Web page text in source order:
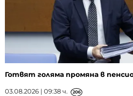
Готвят голяма промяна в
03.08.2026 | 09:38 ч. 206